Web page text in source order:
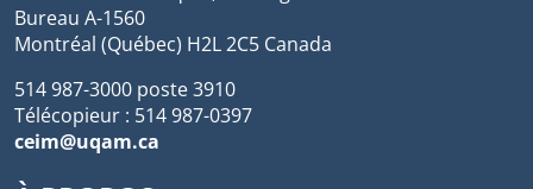
Bureau A-1560
Montréal (Québec) H2L 2C5 Canada
514 987-3000 poste 3910
Télécopieur : 514 987-0397
ceim@uqam.ca